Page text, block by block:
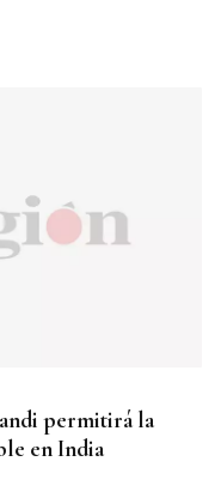
permitirá la
en India